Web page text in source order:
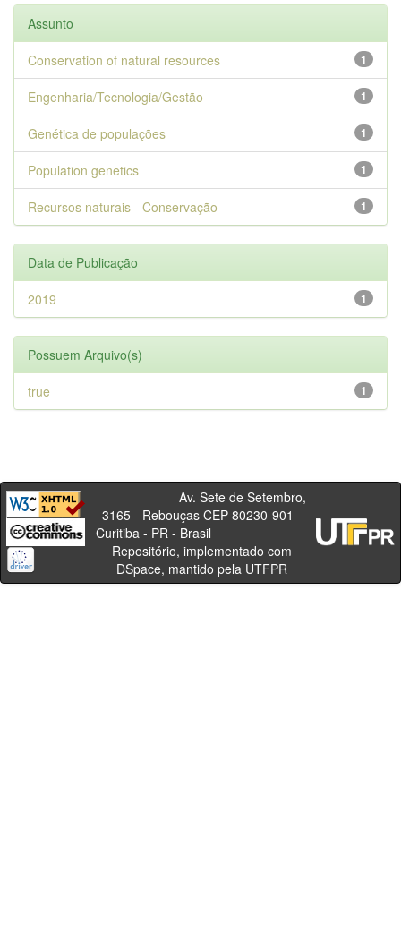
Assunto
1
Conservation of natural resources
1
Engenharia/Tecnologia/Gestão
1
Genética de populações
1
Population genetics
1
Recursos naturais - Conservação
Data de Publicação
1
2019
Possuem Arquivo(s)
1
true
Av. Sete de Setembro,
3165 - Rebouças CEP 80230-901 -
Curitiba - PR - Brasil
Repositório, implementado com
DSpace, mantido pela UTFPR